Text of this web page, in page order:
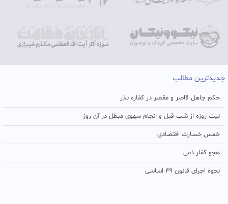
جدیدترین مطالب
حکم جاهل قاصر و مقصر در کفاره نذر
نیت روزه از شب قبل و انجام سهوی مبطل در آن روز
خمس خسارت اقتصادی
هجو کفار ذمی
نحوه اجرای قانون ۴۹ اساسی